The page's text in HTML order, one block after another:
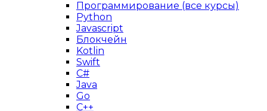
Программирование (все курсы)
Python
Javascript
Блокчейн
Kotlin
Swift
C#
Java
Go
C++